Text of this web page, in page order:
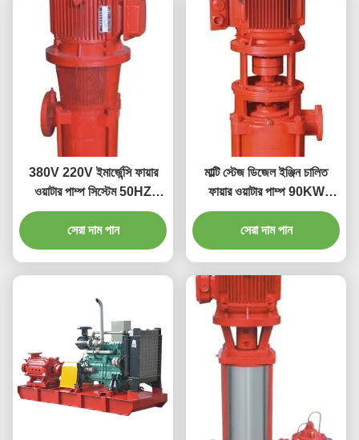
380V 220V ইমার্জেন্সি ফায়ার
ওয়াটার পাম্প সিস্টেম 50HZ
60HZ ফায়ার ফাইটিং ফোম পাম্প
সেরা দাম পান
মাল্টি স্টেজ ডিজেল ইঞ্জিন চালিত
ফায়ার ওয়াটার পাম্প 90KW
XBD-GDL
সেরা দাম পান